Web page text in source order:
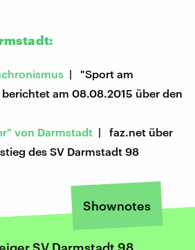
| "Sport am
berichtet am 08.08.2015 über den
von Darmstadt | faz.net über
des SV Darmstadt 98
Shownotes